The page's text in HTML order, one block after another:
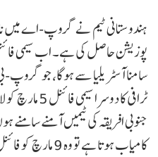
ہندوستانی ٹیم نے گروپ-اے
سامنا آسٹریلیا سے ہوگا، جو
ٹرافی کا
جنوبی افریقہ کی ٹیمیں آمنے
کامیاب ہوتا ہے تو وہ 9 مارچ کو فائنل میں پہنچ جائے گا۔